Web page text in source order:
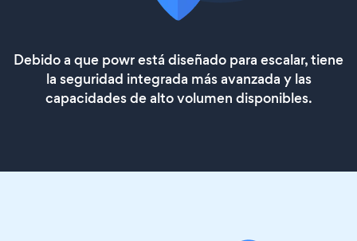
Debido a que powr está diseñado para escalar, tiene
la seguridad integrada más avanzada y las
capacidades de alto volumen disponibles.